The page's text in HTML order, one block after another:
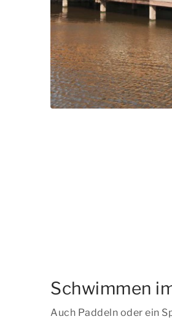
Schwimmen
Auch Paddeln oder ein